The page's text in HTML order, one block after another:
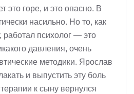
это горе, и это опасно. В
насильно. Но то, как
психолог — это
давления, очень
методики. Ярослав
и выпустить эту боль
к сыну вернулся